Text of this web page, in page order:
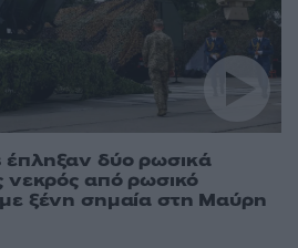
δύο ρωσικά
νεκρός από ρωσικό
ξένη σημαία στη Μαύρη